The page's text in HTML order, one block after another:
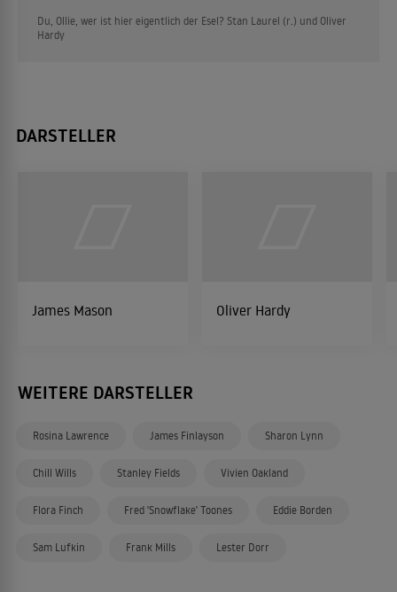
Du, Ollie, wer ist hier eigentlich der Esel? Stan Laurel (r.) und Oliver
Hardy
DARSTELLER
James Mason Oliver Hardy
WEITERE DARSTELLER
Rosina Lawrence James Finlayson Sharon Lynn
Chill Wills Stanley Fields Vivien Oakland
Flora Finch Fred 'Snowflake' Toones Eddie Borden
Sam Lufkin Frank Mills Lester Dorr